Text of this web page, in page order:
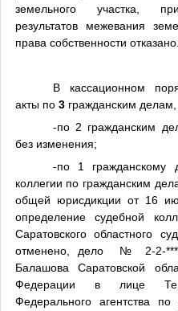
земельного участка,
результатов межевания
права собственности отказано.
В кассационном
акты по 3гражданским делам,
-по 2 гражданским
без изменения;
-по 1 гражданскому
коллегии по гражданским
общей юрисдикции от 16
определение судебной
Саратовского областного
отменено, дело
№ 2-2-
Балашова Саратовской
Федерации в лице
Федерального агентства